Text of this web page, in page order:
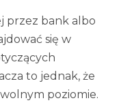
przez bank albo
się w
to jednak, że
poziomie.